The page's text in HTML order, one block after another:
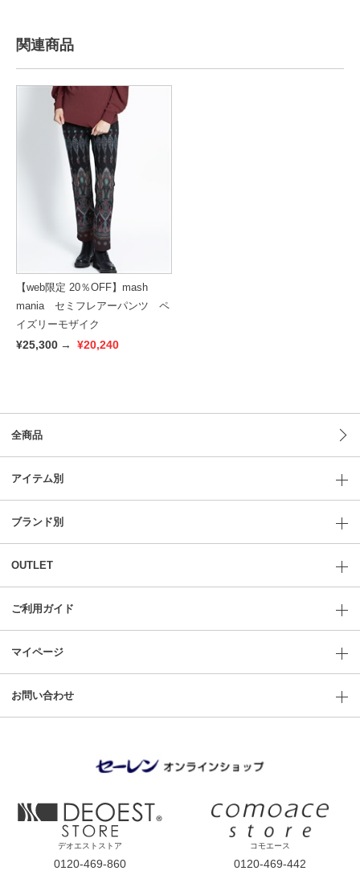
関連商品
【web限定 20％OFF】mash
mania セミフレアーパンツ ペ
イズリーモザイク
¥25,300 → ¥20,240
全商品
アイテム別
ブランド別
OUTLET
ご利用ガイド
マイページ
お問い合わせ
デオエストストア
0120-469-860
コモエース
0120-469-442